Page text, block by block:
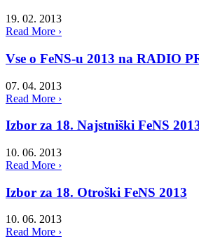
19. 02. 2013
Read More ›
Vse o FeNS-u 2013 na RADIO
07. 04. 2013
Read More ›
Izbor za 18. Najstniški FeNS
10. 06. 2013
Read More ›
Izbor za 18. Otroški FeNS 2013
10. 06. 2013
Read More ›